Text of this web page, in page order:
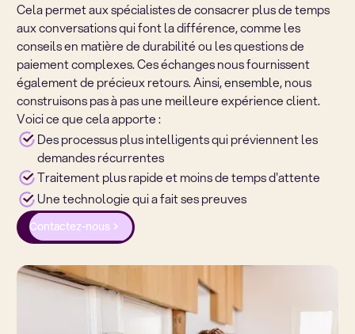
Cela permet aux spécialistes de consacrer plus de temps
aux conversations qui font la différence, comme les
conseils en matière de durabilité ou les questions de
paiement complexes. Ces échanges nous fournissent
également de précieux retours. Ainsi, ensemble, nous
construisons pas à pas une meilleure expérience client.
Voici ce que cela apporte :
Des processus plus intelligents qui préviennent les
demandes récurrentes
Traitement plus rapide et moins de temps d'attente
Une technologie qui a fait ses preuves
Contactez-nous